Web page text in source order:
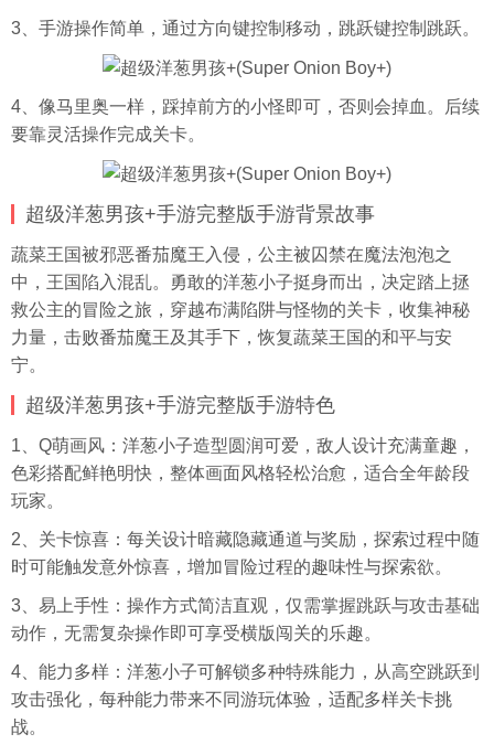
3、手游操作简单，通过方向键控制移动，跳跃键控制跳跃。
4、像马里奥一样，踩掉前方的小怪即可，否则会掉血。后续
要靠灵活操作完成关卡。
超级洋葱男孩+手游完整版手游背景故事
蔬菜王国被邪恶番茄魔王入侵，公主被囚禁在魔法泡泡之
中，王国陷入混乱。勇敢的洋葱小子挺身而出，决定踏上拯
救公主的冒险之旅，穿越布满陷阱与怪物的关卡，收集神秘
力量，击败番茄魔王及其手下，恢复蔬菜王国的和平与安
宁。
超级洋葱男孩+手游完整版手游特色
1、Q萌画风：洋葱小子造型圆润可爱，敌人设计充满童趣，
色彩搭配鲜艳明快，整体画面风格轻松治愈，适合全年龄段
玩家。
2、关卡惊喜：每关设计暗藏隐藏通道与奖励，探索过程中随
时可能触发意外惊喜，增加冒险过程的趣味性与探索欲。
3、易上手性：操作方式简洁直观，仅需掌握跳跃与攻击基础
动作，无需复杂操作即可享受横版闯关的乐趣。
4、能力多样：洋葱小子可解锁多种特殊能力，从高空跳跃到
攻击强化，每种能力带来不同游玩体验，适配多样关卡挑
战。